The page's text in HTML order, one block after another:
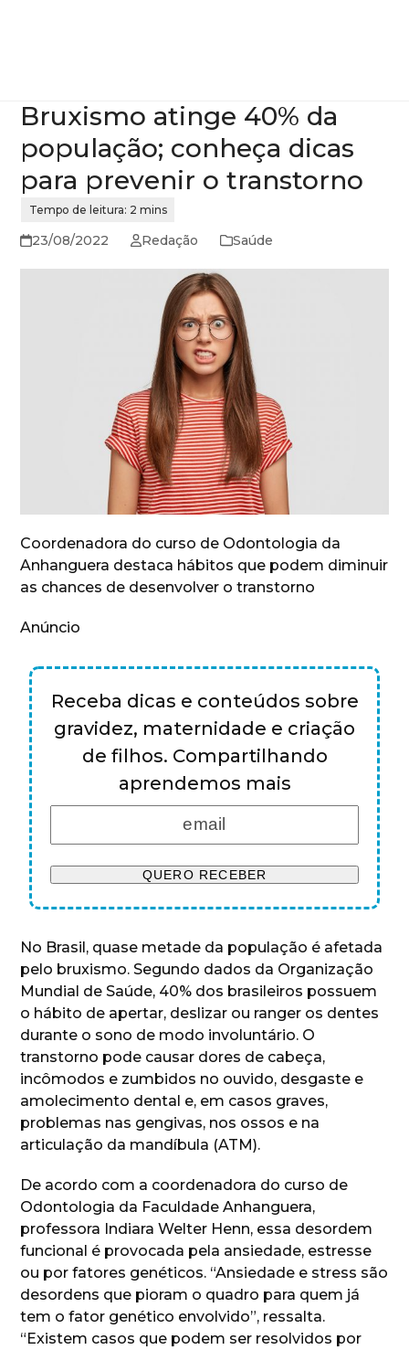
Bruxismo atinge 40% da
população; conheça dicas
para prevenir o transtorno
23/08/2022 Redação Saúde
Coordenadora do curso de Odontologia da
Anhanguera destaca hábitos que podem diminuir
as chances de desenvolver o transtorno
Anúncio
Receba dicas e conteúdos sobre
gravidez, maternidade e criação
de filhos. Compartilhando
aprendemos mais
No Brasil, quase metade da população é afetada
pelo bruxismo. Segundo dados da Organização
Mundial de Saúde, 40% dos brasileiros possuem
o hábito de apertar, deslizar ou ranger os dentes
durante o sono de modo involuntário. O
transtorno pode causar dores de cabeça,
incômodos e zumbidos no ouvido, desgaste e
amolecimento dental e, em casos graves,
problemas nas gengivas, nos ossos e na
articulação da mandíbula (ATM).
De acordo com a coordenadora do curso de
Odontologia da Faculdade Anhanguera,
professora Indiara Welter Henn, essa desordem
funcional é provocada pela ansiedade, estresse
ou por fatores genéticos. “Ansiedade e stress são
desordens que pioram o quadro para quem já
tem o fator genético envolvido”, ressalta.
“Existem casos que podem ser resolvidos por